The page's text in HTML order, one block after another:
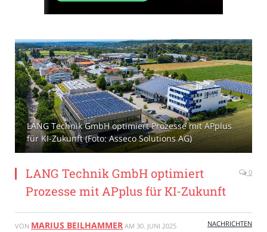
LANG Technik GmbH optimiert Prozesse mit APplus
für KI-Zukunft (Foto: Asseco Solutions AG)
LANG Technik GmbH optimiert
Prozesse mit APplus für KI-Zukunft
0
VON MARIUS BEILHAMMER AM 30. JUNI 2025 NACHRICHTEN